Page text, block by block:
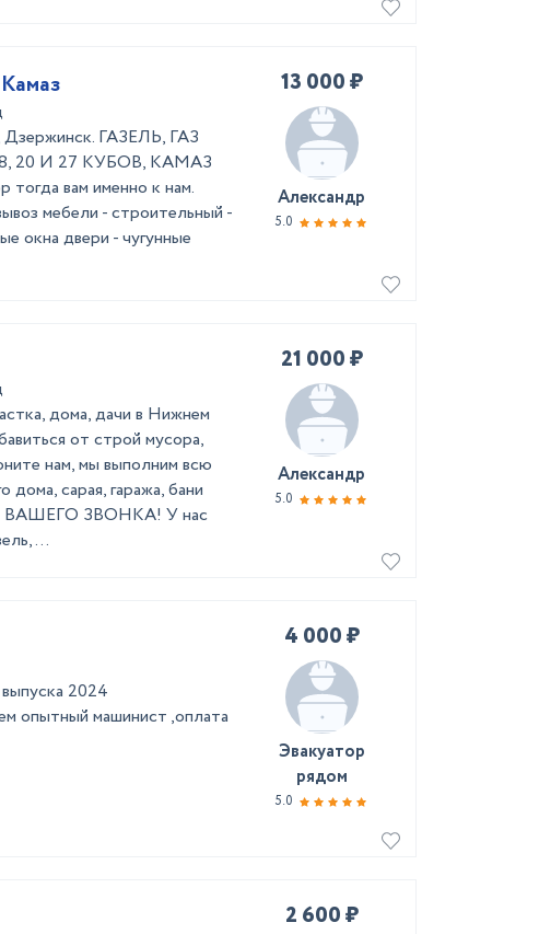
ГАЗЕЛЬ, ГАЗ
20 И 27 КУБОВ, КАМАЗ
вам именно к нам.
мебели - строительный -
окна двери - чугунные
13 000 ₽
Александр
5.0
дома, дачи в Нижнем
от строй мусора,
нам, мы выполним всю
сарая, гаража, бани
ЗВОНКА! У нас
...
21 000 ₽
Александр
5.0
2024
опытный машинист ,оплата
4 000 ₽
Эвакуатор
рядом
5.0
2 600 ₽